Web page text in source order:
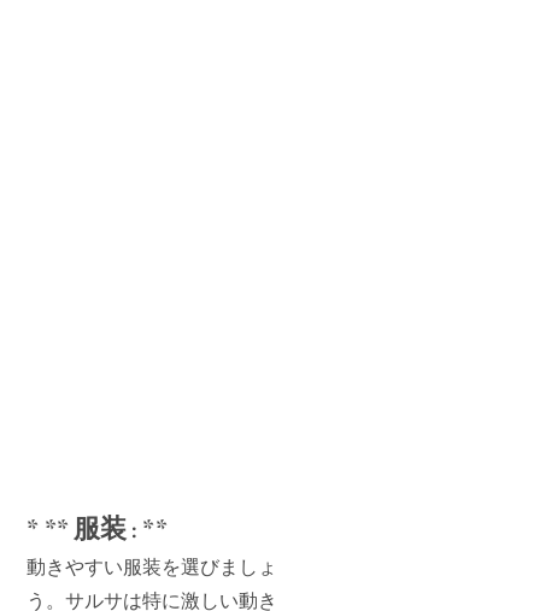
* ** 服装 : **
動きやすい服装を選びましょ
う。サルサは特に激しい動き